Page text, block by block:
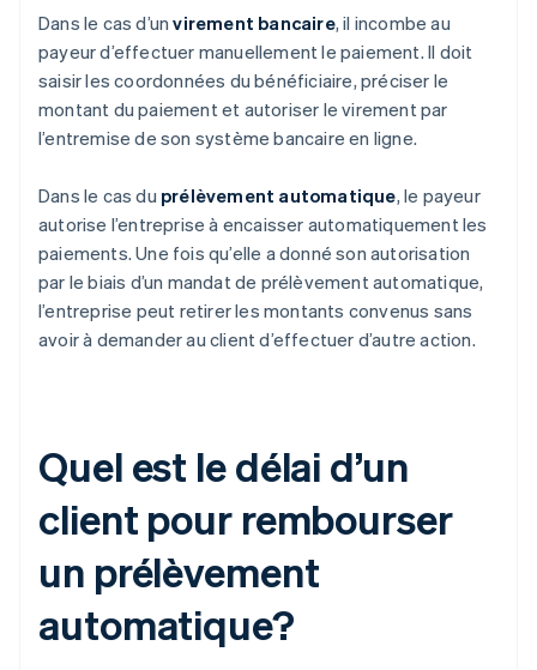
Dans le cas d’unvirement bancaire, il incombe au
payeur d’effectuer manuellement le paiement. Il doit
saisir les coordonnées du bénéficiaire, préciser le
montant du paiement et autoriser le virement par
l’entremise de son système bancaire en ligne.
Dans le cas du prélèvement automatique, le payeur
autorise l’entreprise à encaisser automatiquement les
paiements. Une fois qu’elle a donné son autorisation
par le biais d’un mandat de prélèvement automatique,
l’entreprise peut retirer les montants convenus sans
avoir à demander au client d’effectuer d’autre action.
Quel est le délai d’un
client pour rembourser
un prélèvement
automatique?